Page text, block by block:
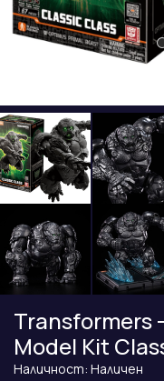
Transformers
Model Kit
Наличност: Наличен